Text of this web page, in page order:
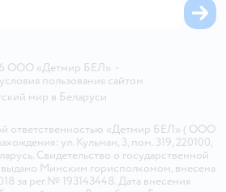
ООО «Детмир БЕЛ» •
пользования сайтом
мир в Беларуси
ответственностью «Детмир БЕЛ» ( ООО
ул. Кульман, 3, пом. 319, 220100,
Свидетельство о государственной
Минским горисполкомом, внесена
за рег.№ 193143448. Дата внесения